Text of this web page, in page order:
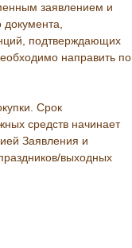
заявлением и
документа,
подтверждающих
направить по
Срок
средств начинает
Заявления и
выходных